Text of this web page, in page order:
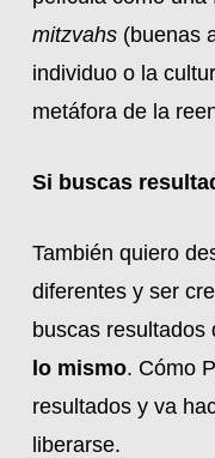
mitzvahs(buenas
individuo o la
metáfora de la
Si buscas
También quiero
diferentes y ser
buscas resultados
lo mismo. Cómo
resultados y va
liberarse.